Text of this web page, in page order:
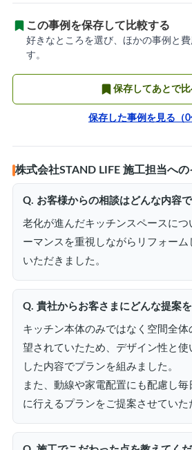
この事例を保存して比較する
好きなところを選び、ほかの事例と
す。
保存してあとで比
保存した事例を見る（0
株式会社STAND LIFE 施工担当へ
Q. お客様からの相談はどんな内容
老化が進んだキッチンスペースにつ
ーマンスを重視しながらリフォー
いただきました。
Q. 貴社からお客さまにどんな提案
キッチン本体のみではなく空間全
望されていたため、デザイン性と
した内容でプランを組みました。
また、動線や家電配置にも配慮し
に行えるプランをご提案させていた